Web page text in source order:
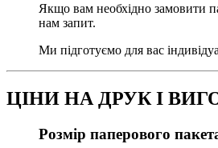
Якщо вам необхідно замовити
нам запит.
Ми підготуємо для вас
ЦІНИ НА ДРУК І
Розмір паперового